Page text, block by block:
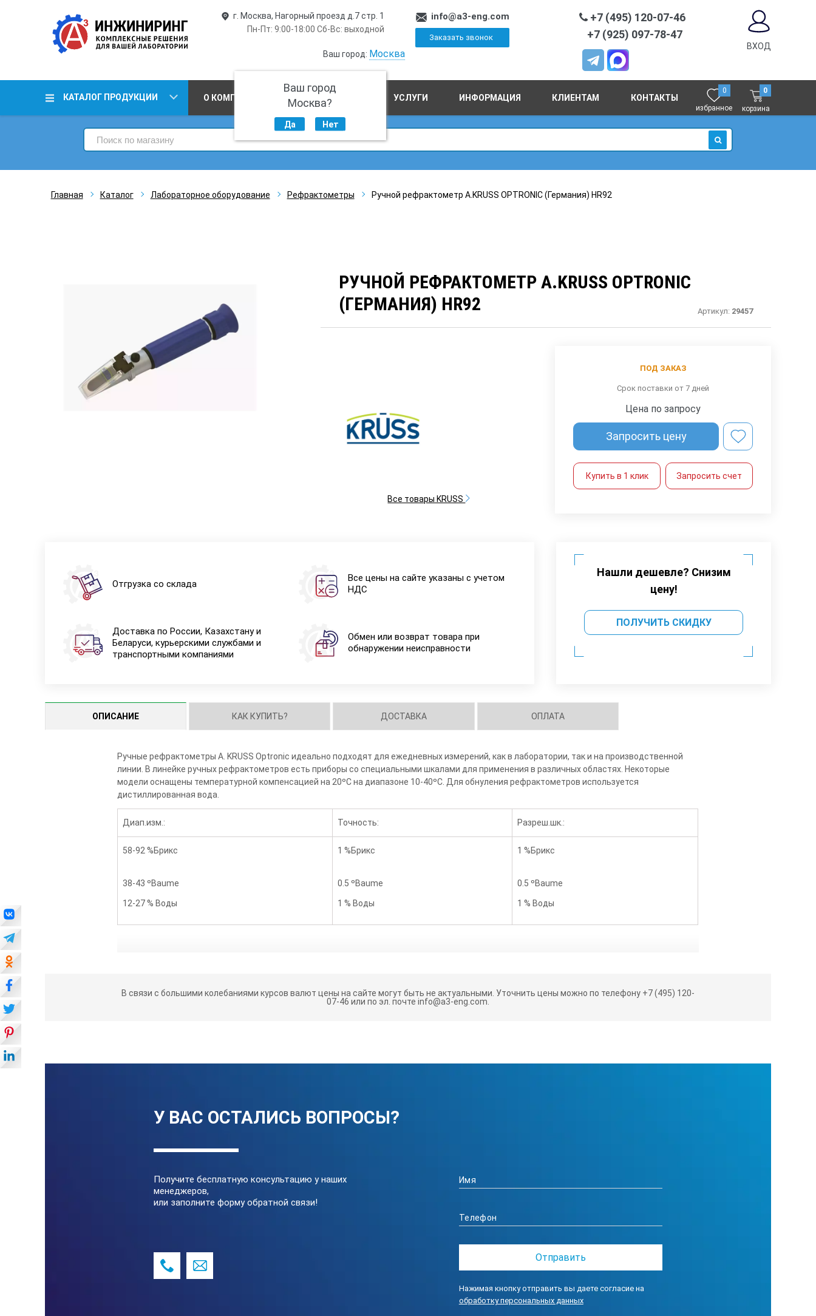
г. Москва, Нагорный проезд д.7 стр. 1
Пн-Пт: 9:00-18:00 Сб-Вс: выходной
Ваш город: Москва
Ваш город
Москва?
Да Нет
info@a3-eng.com
Заказать звонок
+7 (495) 120-07-46
+7 (925) 097-78-47
ВХОД
КАТАЛОГ ПРОДУКЦИИ О КОМПАНИИ ПРОИЗВОДСТВО УСЛУГИ ИНФОРМАЦИЯ КЛИЕНТАМ КОНТАКТЫ
0
избранное
0
корзина
ИСКАТЬ
Главная Каталог Лабораторное оборудование Рефрактометры Ручной рефрактометр A.KRUSS OPTRONIC (Германия) HR92
РУЧНОЙ РЕФРАКТОМЕТР A.KRUSS OPTRONIC
(ГЕРМАНИЯ) HR92
Артикул: 29457
Все товары KRUSS
ПОД ЗАКАЗ
Срок поставки от 7 дней
Цена по запросу
Запросить цену
Купить в 1 клик Запросить счет
Отгрузка со склада
Все цены на сайте указаны с учетом
НДС
Доставка по России, Казахстану и
Беларуси, курьерскими службами и
транспортными компаниями
Обмен или возврат товара при
обнаружении неисправности
Нашли дешевле? Снизим
цену!
ПОЛУЧИТЬ СКИДКУ
ОПИСАНИЕ КАК КУПИТЬ? ДОСТАВКА ОПЛАТА
Ручные рефрактометры A. KRUSS Optronic идеально подходят для ежедневных измерений, как в лаборатории, так и на производственной
линии. В линейке ручных рефрактометров есть приборы со специальными шкалами для применения в различных областях. Некоторые
модели оснащены температурной компенсацией на 20ºС на диапазоне 10-40ºС. Для обнуления рефрактометров используется
дистиллированная вода.
Диап.изм.: Точность: Разреш.шк.:
58-92 %Брикс
38-43 ºBaume
12-27 % Воды
1 %Брикс
0.5 ºBaume
1 % Воды
1 %Брикс
0.5 ºBaume
1 % Воды
В связи с большими колебаниями курсов валют цены на сайте могут быть не актуальными. Уточнить цены можно по телефону +7 (495) 120-
07-46 или по эл. почте info@a3-eng.com.
У ВАС ОСТАЛИСЬ ВОПРОСЫ?
Получите бесплатную консультацию у наших
менеджеров,
или заполните форму обратной связи!
Нажимая кнопку отправить вы даете согласие на
обработку персональных данных